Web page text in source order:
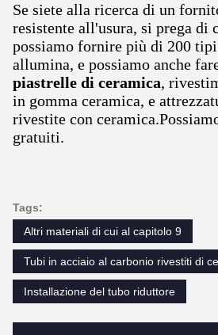
Se siete alla ricerca di un
resistente all'usura, si prega di
possiamo fornire più di 200
allumina, e possiamo anche
piastrelle di ceramica,
in gomma ceramica, e
rivestite con
gratuiti.
Tags:
Altri materiali di cui al capitolo 9
Tubi in acciaio al carbonio rivestiti di
Installazione del tubo riduttore